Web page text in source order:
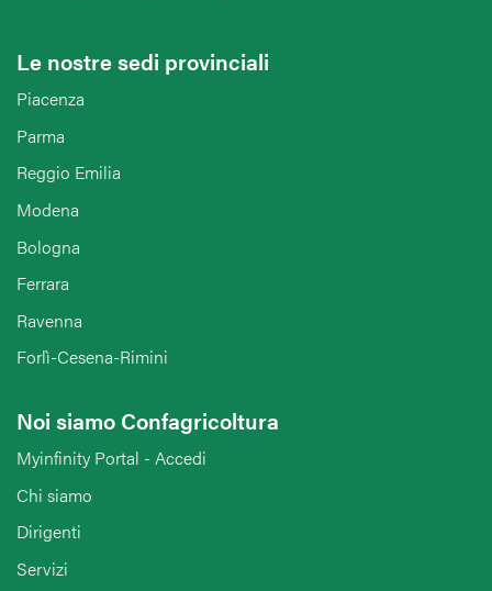
Le nostre sedi provinciali
Piacenza
Parma
Reggio Emilia
Modena
Bologna
Ferrara
Ravenna
Forlì-Cesena-Rimini
Noi siamo Confagricoltura
Myinfinity Portal - Accedi
Chi siamo
Dirigenti
Servizi